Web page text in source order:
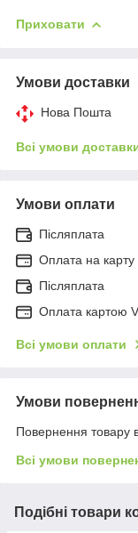
Приховати
Умови доставки
Нова Пошта
Всі умови
Умови оплати
Післяплата
Оплата на
Післяплата
Оплата картою
Всі умови оплати
Умови
Повернення товару
Всі умови
Подібні товари